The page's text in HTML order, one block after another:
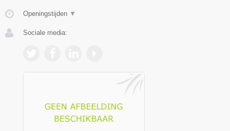
Openingstijden ▼
Sociale media: